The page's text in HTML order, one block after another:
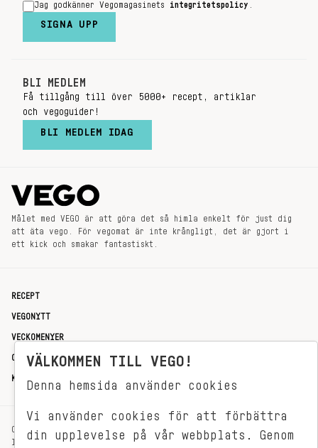
Jag godkänner Vegomagasinets integritetspolicy
SIGNA UPP
BLI MEDLEM
Få tillgång till över 5000+ recept, artiklar
och vegoguider!
BLI MEDLEM IDAG
Målet med VEGO är att göra det så himla enkelt för just dig
att äta vego. För vegomat är inte krångligt, det är gjort i
ett kick och smakar fantastiskt.
RECEPT
VEGONYTT
VECKOMENYER
OM OSS
KONTAKT
OXENSTIERNSGATAN 33
114 27 STOCKHOLM
VÄLKOMMEN TILL VEGO!
Denna hemsida använder cookies
Vi använder cookies för att förbättra
din upplevelse på vår webbplats. Genom